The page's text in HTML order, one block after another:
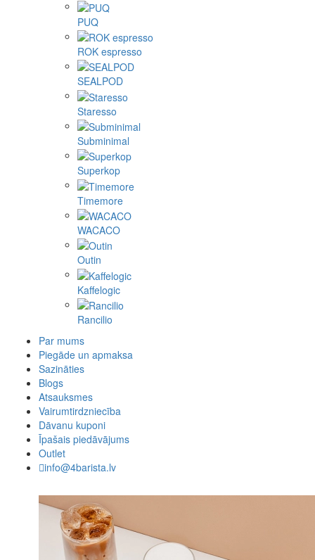
PUQ
ROK espresso
SEALPOD
Staresso
Subminimal
Superkop
Timemore
WACACO
Outin
Kaffelogic
Rancilio
Par mums
Piegāde un apmaksa
Sazināties
Blogs
Atsauksmes
Vairumtirdzniecība
Dāvanu kuponi
Īpašais piedāvājums
Outlet
info@4barista.lv